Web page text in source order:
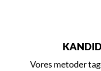
Vores metoder